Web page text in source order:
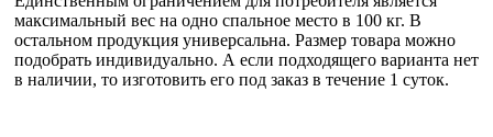
максимальный вес на одно спальное место в 100 кг. В
остальном продукция универсальна. Размер товара можно
подобрать индивидуально. А если подходящего варианта нет
в наличии, то изготовить его под заказ в течение 1 суток.